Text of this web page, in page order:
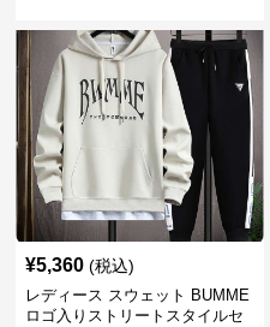
¥5,360 (税込)
レディース スウェット BUMME
ロゴ入りストリートスタイルセ